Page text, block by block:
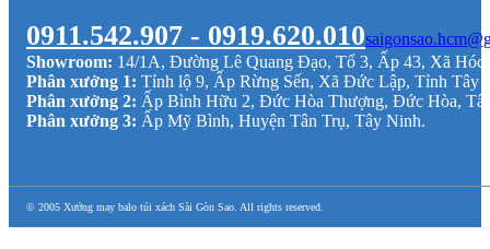
0911.542.907 - 0919.620.010
Showroom: 14/1A, Đường Lê Quang Đạo, Tổ 3, Ấp 43, Xã Hóc
Phân xưởng 1: Tỉnh lộ 9, Ấp Rừng Sến, Xã Đức Lập, Tỉnh Tây
Phân xưởng 2: Ấp Bình Hữu 2, Đức Hòa Thượng, Đức Hòa,
Phân xưởng 3: Ấp Mỹ Bình, Huyện Tân Trụ, Tây Ninh.
© 2005 Xưởng may balo túi xách Sài Gòn Sao. All rights reserved.